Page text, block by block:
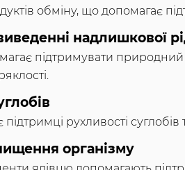
обміну, що допомагає
надлишкової
підтримувати природний
рухливості
організму